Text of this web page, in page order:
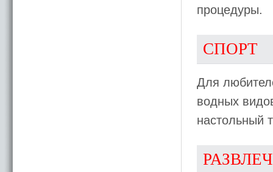
процедуры.
СПОРТ
Для
водных
настольный